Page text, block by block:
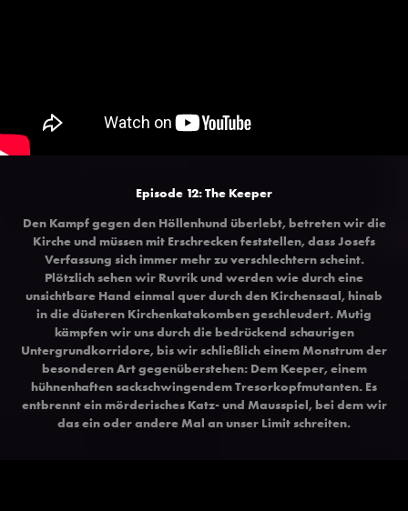
Episode 12: The Keeper
Den Kampf gegen den Höllenhund überlebt, betreten wir die
Kirche und müssen mit Erschrecken feststellen, dass Josefs
Verfassung sich immer mehr zu verschlechtern scheint.
Plötzlich sehen wir Ruvrik und werden wie durch eine
unsichtbare Hand einmal quer durch den Kirchensaal, hinab
in die düsteren Kirchenkatakomben geschleudert. Mutig
kämpfen wir uns durch die bedrückend schaurigen
Untergrundkorridore, bis wir schließlich einem Monstrum der
besonderen Art gegenüberstehen: Dem Keeper, einem
hühnenhaften sackschwingendem Tresorkopfmutanten. Es
entbrennt ein mörderisches Katz- und Mausspiel, bei dem wir
das ein oder andere Mal an unser Limit schreiten.